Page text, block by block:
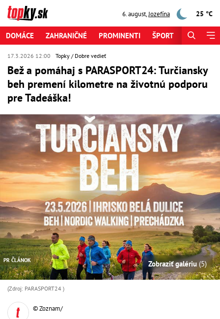
6. august,Jozefína 25 °C
DOMÁCE ZAHRANIČNÉ PROMINENTI ŠPORT
17.3.2026 12:00 Topky Dobre vedieť
Bež a pomáhaj s PARASPORT24: Turčiansky
beh premení kilometre na životnú podporu
pre Tadeáška!
PR ČLÁNOK Zobraziť galériu (5)
(Zdroj: PARASPORT24 )
© Zoznam/